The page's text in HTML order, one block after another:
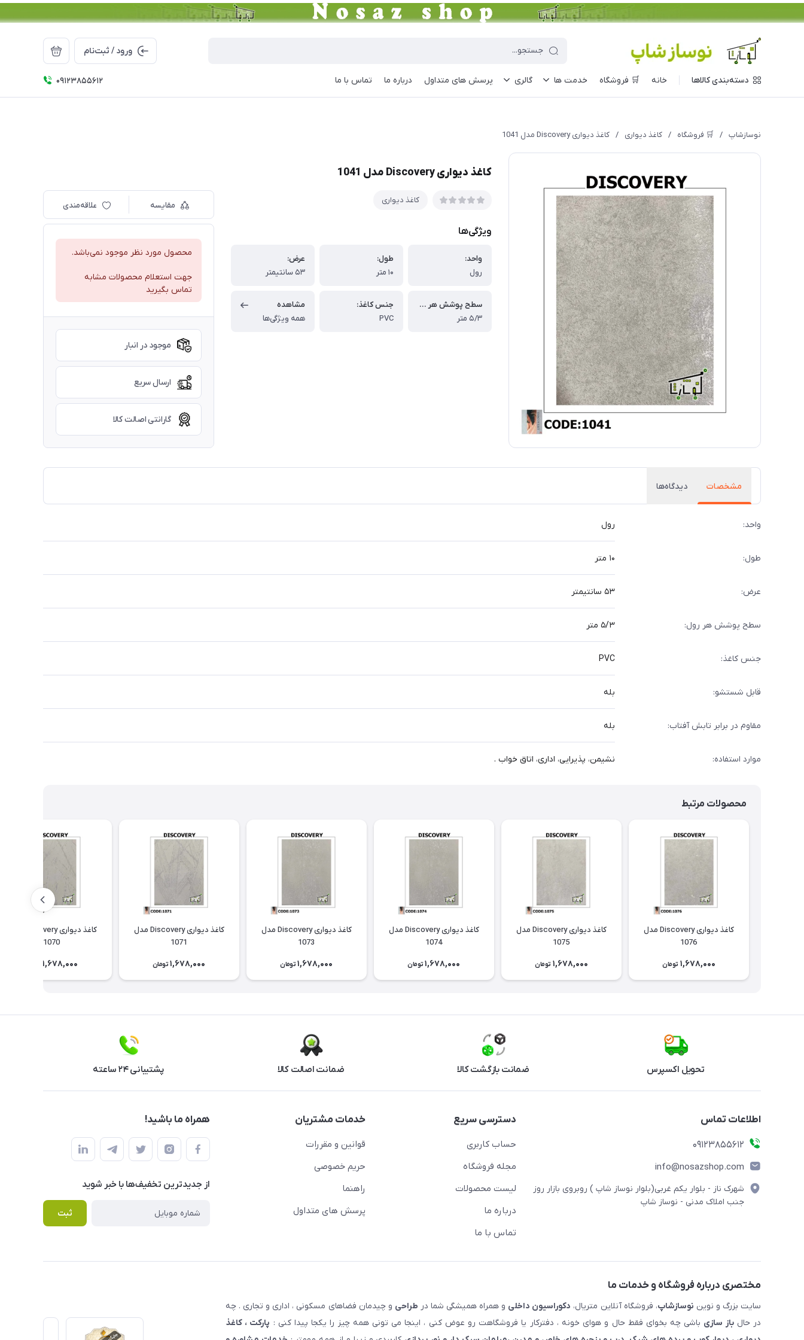
ورود / ثبت‌نام
دسته‌بندی کالاها خانه 🛒 فروشگاه خدمت ها گالری پرسش های متداول درباره ما تماس با ما 09123855612
نوسازشاپ / 🛒 فروشگاه / کاغذ دیواری / کاغذ دیواری Discovery مدل 1041
کاغذ دیواری Discovery مدل 1041
کاغذ دیواری
ویژگی‌ها
واحد:
رول
طول:
۱۰ متر
عرض:
۵۳ سانتیمتر
سطح پوشش هر رول:
۵/۳ متر
جنس کاغذ:
PVC
مشاهده
همه ویژگی‌ها
مقایسه علاقه‌مندی
محصول مورد نظر موجود نمی‌باشد.
جهت استعلام محصولات مشابه
تماس بگیرید
موجود در انبار
ارسال سریع
گارانتی اصالت کالا
مشخصات دیدگاه‌ها
واحد: رول
طول: ۱۰ متر
عرض: ۵۳ سانتیمتر
سطح پوشش هر رول: ۵/۳ متر
جنس کاغذ: PVC
قابل شستشو: بله
مقاوم در برابر تابش آفتاب: بله
موارد استفاده: نشیمن، پذیرایی، اداری، اتاق خواب .
محصولات مرتبط
کاغذ دیواری Discovery مدل
1076
1,678,000 تومان
کاغذ دیواری Discovery مدل
1075
1,678,000 تومان
کاغذ دیواری Discovery مدل
1074
1,678,000 تومان
کاغذ دیواری Discovery مدل
1073
1,678,000 تومان
کاغذ دیواری Discovery مدل
1071
1,678,000 تومان
1070
1,678,000
تحویل اکسپرس ضمانت بازگشت کالا ضمانت اصالت کالا پشتیبانی ۲۴ ساعته
اطلاعات تماس
09123855612
info@nosazshop.com
شهرک ناز - بلوار یکم غربی(بلوار نوساز شاپ ) روبروی بازار روز
جنب املاک مدنی - نوساز شاپ
دسترسی سریع
حساب کاربری
مجله فروشگاه
لیست محصولات
درباره ما
تماس با ما
خدمات مشتریان
قوانین و مقررات
حریم خصوصی
راهنما
پرسش های متداول
همراه ما باشید!
از جدید‌ترین تخفیف‌ها با‌ خبر شوید
ثبت
مختصری درباره فروشگاه و خدمات ما
سایت بزرگ و نوین نوسازشاپ، فروشگاه آنلاین متریال، دکوراسیون داخلی و همراه همیشگی شما در طراحی و چیدمان فضاهای مسکونی ، اداری و تجاری . چه
در حالباز سازی باشی چه بخوای فقط حال و هوای خونه ، دفترکار یا فروشگاهت رو عوض کنی ، اینجا می تونی همه چیز را یکجا پیدا کنی : پارکت ، کاغذ